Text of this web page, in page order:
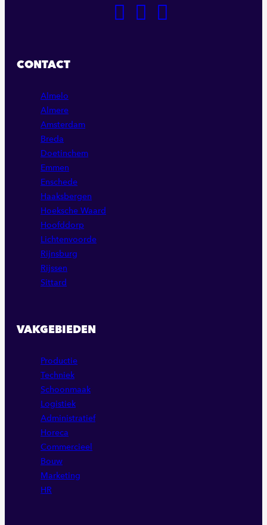
GA
GA
CONTACT
Almelo
Almere
Amsterdam
Breda
Doetinchem
Emmen
Enschede
Haaksbergen
Hoeksche Waard
Hoofddorp
Lichtenvoorde
Rijnsburg
Rijssen
Sittard
VAKGEBIEDEN
Productie
Techniek
Schoonmaak
Logistiek
Administratief
Horeca
Commercieel
Bouw
Marketing
HR